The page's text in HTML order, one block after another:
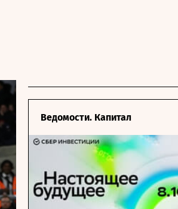
Ведомости. Капитал